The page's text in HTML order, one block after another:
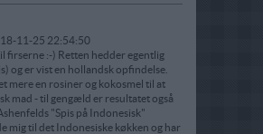
11-25 22:54:50
firserne :-) Retten hedder egentlig
og er vist en hollandsk opfindelse.
mere en rosiner og kokosmel til at
mad - til gengæld er resultatet også
"Spis på Indonesisk"
mig til det Indonesiske køkken og har